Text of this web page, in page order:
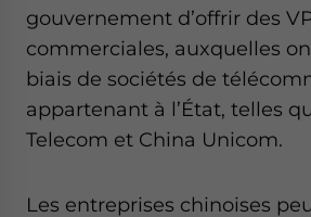
gouvernement d’offrir des
commerciales, auxquelles
biais de sociétés de
appartenant à l’État, telles
Telecom et China Unicom.
Les entreprises chinoises